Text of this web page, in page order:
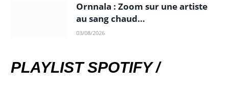
Ornnala : Zoom sur une artiste
au sang chaud…
03/08/2026
PLAYLIST SPOTIFY /